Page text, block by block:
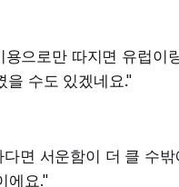
으로만 따지면 유럽이
을 수도 있겠네요."
면 서운함이 더 클 수
에요."